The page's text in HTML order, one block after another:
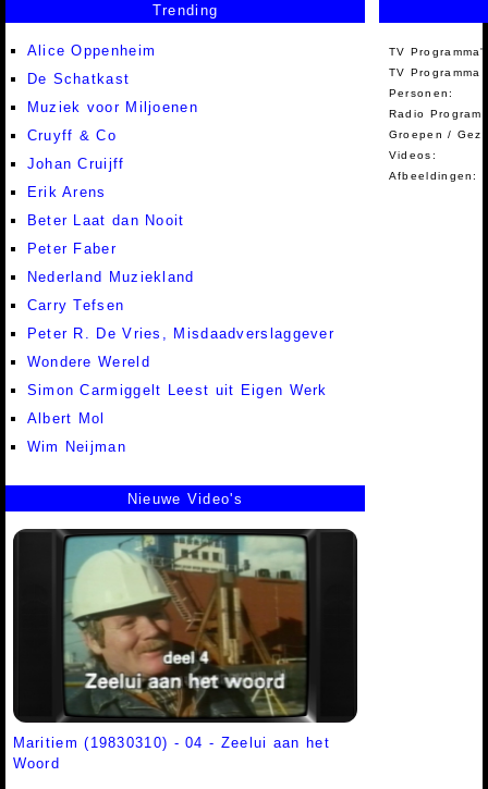
Trending
Alice Oppenheim
De Schatkast
Muziek voor Miljoenen
Cruyff & Co
Johan Cruijff
Erik Arens
Beter Laat dan Nooit
Peter Faber
Nederland Muziekland
Carry Tefsen
Peter R. De Vries, Misdaadverslaggever
Wondere Wereld
Simon Carmiggelt Leest uit Eigen Werk
Albert Mol
Wim Neijman
TV
TV Programma
Personen:
Radio
Groepen /
Videos:
Afbeeldingen:
Nieuwe Video's
Maritiem (19830310) - 04 - Zeelui aan het
Woord